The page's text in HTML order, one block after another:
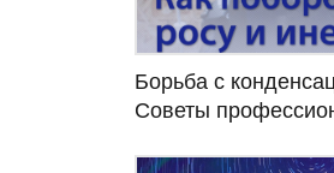
Борьба с
Советы